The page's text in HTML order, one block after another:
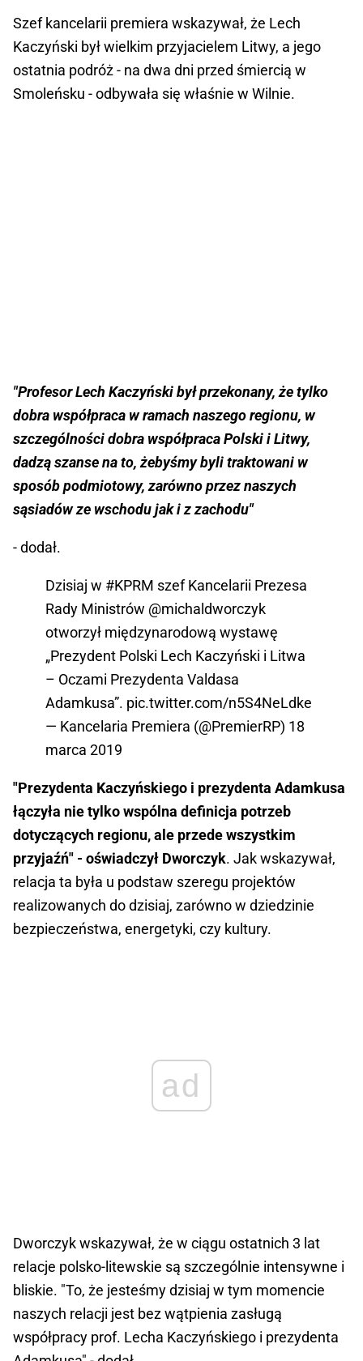
Szef kancelarii premiera wskazywał, że Lech
Kaczyński był wielkim przyjacielem Litwy, a jego
ostatnia podróż - na dwa dni przed śmiercią w
Smoleńsku - odbywała się właśnie w Wilnie.
"Profesor Lech Kaczyński był przekonany, że tylko
dobra współpraca w ramach naszego regionu, w
szczególności dobra współpraca Polski i Litwy,
dadzą szanse na to, żebyśmy byli traktowani w
sposób podmiotowy, zarówno przez naszych
sąsiadów ze wschodu jak i z zachodu"
- dodał.
Dzisiaj w #KPRM szef Kancelarii Prezesa
Rady Ministrów @michaldworczyk
otworzył międzynarodową wystawę
„Prezydent Polski Lech Kaczyński i Litwa
– Oczami Prezydenta Valdasa
Adamkusa”. pic.twitter.com/n5S4NeLdke
— Kancelaria Premiera (@PremierRP) 18
marca 2019
"Prezydenta Kaczyńskiego i prezydenta Adamkusa
łączyła nie tylko wspólna definicja potrzeb
dotyczących regionu, ale przede wszystkim
przyjaźń" - oświadczył Dworczyk. Jak wskazywał,
relacja ta była u podstaw szeregu projektów
realizowanych do dzisiaj, zarówno w dziedzinie
bezpieczeństwa, energetyki, czy kultury.
ad
Dworczyk wskazywał, że w ciągu ostatnich 3 lat
relacje polsko-litewskie są szczególnie intensywne i
bliskie. "To, że jesteśmy dzisiaj w tym momencie
naszych relacji jest bez wątpienia zasługą
współpracy prof. Lecha Kaczyńskiego i prezydenta